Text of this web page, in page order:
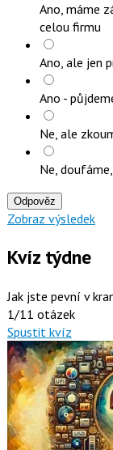
Ano, máme
celou firmu
Ano, ale jen
Ano -
Ne, ale
Ne,
Odpověz
Zobraz výsledek
Kvíz týdne
Jak jste pevní v
1/11 otázek
Spustit kvíz